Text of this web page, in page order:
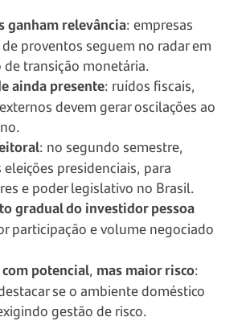
ganham relevância: empresas
proventos seguem no radar em
de transição monetária.
ainda presente: ruídos fiscais,
devem gerar oscilações ao
: no segundo semestre,
presidenciais, para
e poder legislativo no Brasil.
gradual do investidor pessoa
participação e volume negociado
potencial, mas maior risco:
se o ambiente doméstico
gestão de risco.